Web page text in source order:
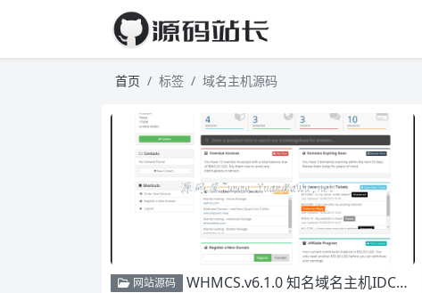
首页 标签 域名主机源码
网站源码 WHMCS.v6.1.0 知名域名主机IDC管理程序 官方原版